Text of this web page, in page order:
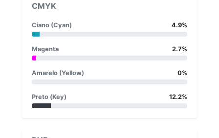
CMYK
Ciano (Cyan) 4.9%
Magenta 2.7%
Amarelo (Yellow) 0%
Preto (Key) 12.2%